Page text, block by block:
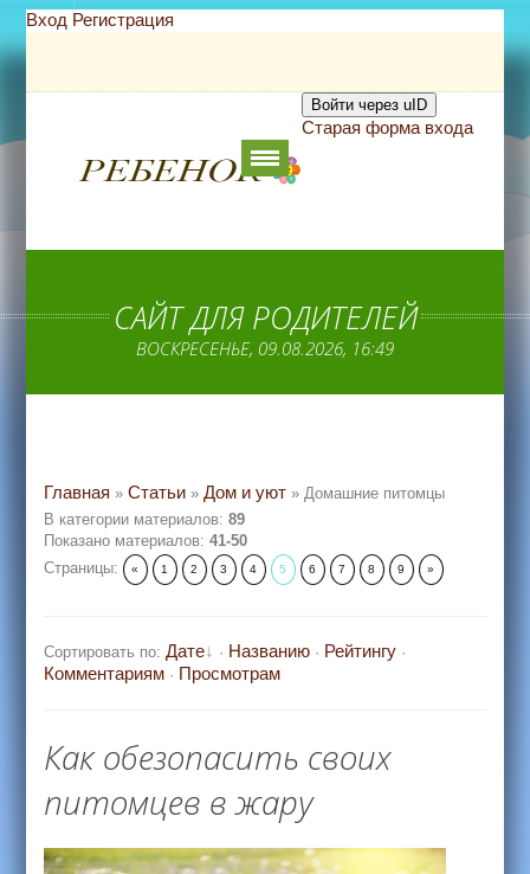
Вход Регистрация
Войти через uID
Старая форма входа
САЙТ ДЛЯ РОДИТЕЛЕЙ
ВОСКРЕСЕНЬЕ, 09.08.2026, 16:49
Главная »Статьи »Дом и уют » Домашние питомцы
В категории материалов:89
Показано материалов:41-50
Страницы: « 1 2 3 4 5 6 7 8 9 »
Сортировать по:Дате · Названию · Рейтингу ·
Комментариям · Просмотрам
Как обезопасить своих
питомцев в жару